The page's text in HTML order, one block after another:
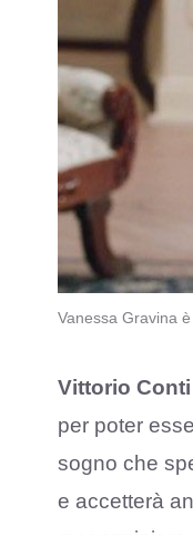
Vanessa Gravina
Vittorio Conti
per poter
sogno che
e accetterà